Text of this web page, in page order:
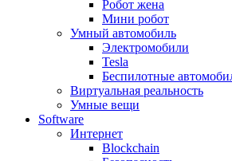
Робот жена
Мини робот
Умный автомобиль
Электромобили
Tesla
Беспилотные
Виртуальная реальность
Умные вещи
Software
Интернет
Blockchain